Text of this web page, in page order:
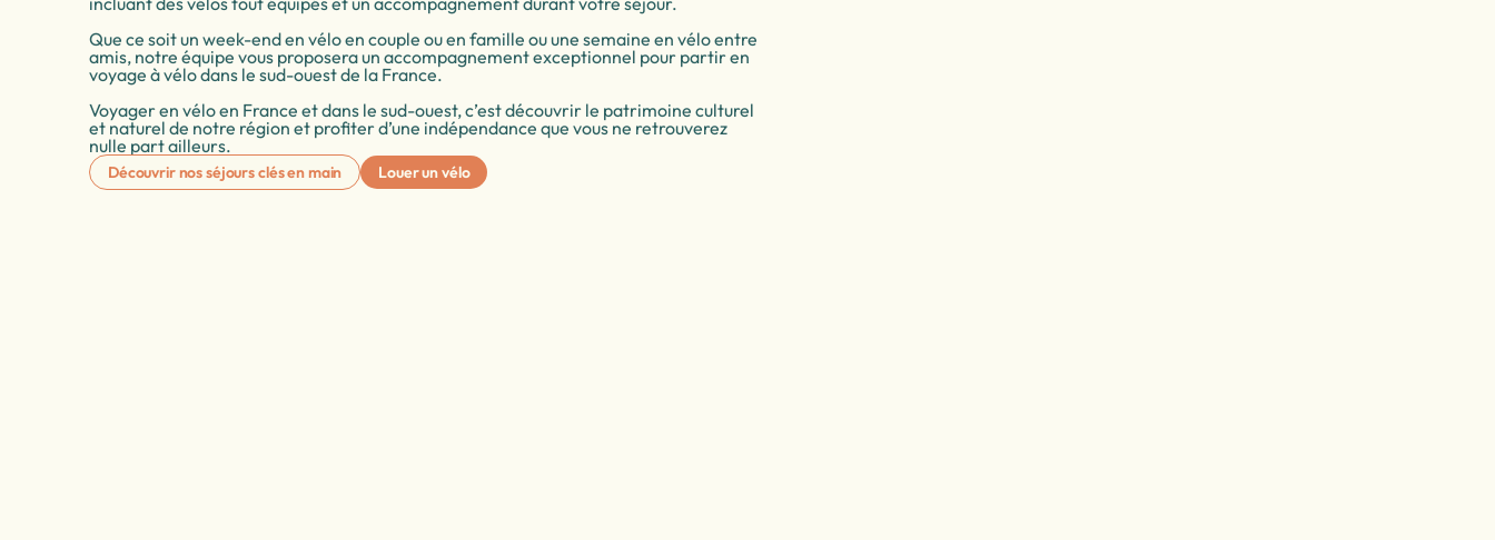
Que ce soit un week-end en vélo en couple ou en famille ou une semaine en vélo entre
amis, notre équipe vous proposera un accompagnement exceptionnel pour partir en
voyage à vélo dans le sud-ouest de la France.
Voyager en vélo en France et dans le sud-ouest, c’est découvrir le patrimoine culturel
et naturel de notre région et profiter d’une indépendance que vous ne retrouverez
nulle part ailleurs.
Découvrir nos séjours clés en main Louer un vélo